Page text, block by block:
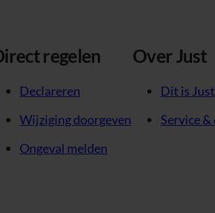
regelen
Declareren
Wijziging doorgeven
Ongeval melden
Over Just
Dit is Just
Service